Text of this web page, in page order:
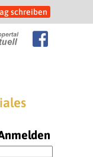
schreiben